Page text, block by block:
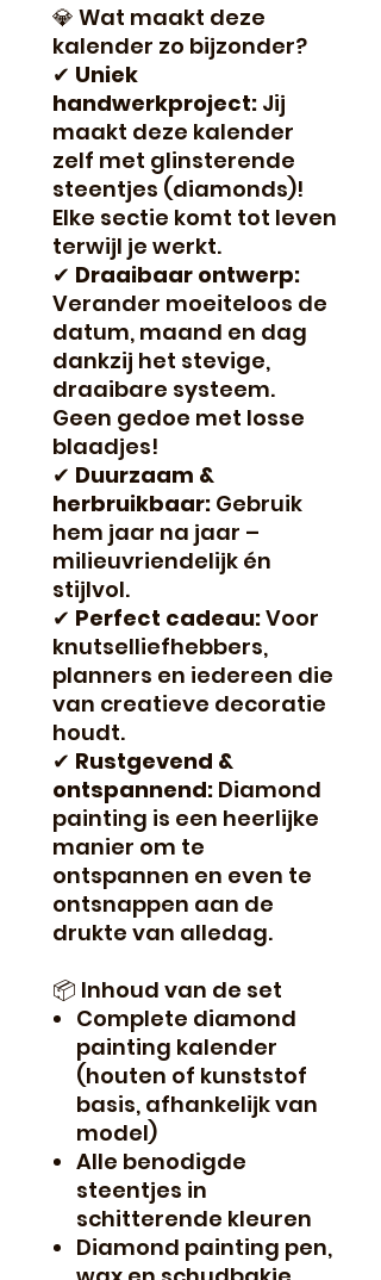
💎 Wat maakt deze
kalender zo bijzonder?
✔ Uniek
handwerkproject: Jij
maakt deze kalender
zelf met glinsterende
steentjes (diamonds)!
Elke sectie komt tot leven
terwijl je werkt.
✔ Draaibaar ontwerp:
Verander moeiteloos de
datum, maand en dag
dankzij het stevige,
draaibare systeem.
Geen gedoe met losse
blaadjes!
✔ Duurzaam &
herbruikbaar: Gebruik
hem jaar na jaar –
milieuvriendelijk én
stijlvol.
✔ Perfect cadeau:Voor
knutselliefhebbers,
planners en iedereen die
van creatieve decoratie
houdt.
✔ Rustgevend &
ontspannend: Diamond
painting is een heerlijke
manier om te
ontspannen en even te
ontsnappen aan de
drukte van alledag.
📦 Inhoud van de set
Complete diamond
painting kalender
(houten of kunststof
basis, afhankelijk van
model)
Alle benodigde
steentjes in
schitterende kleuren
Diamond painting pen,